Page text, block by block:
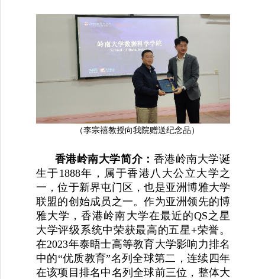
（李宗禧教授向我院赠送纪念品）
香港岭南大学简介： 香港岭南大学诞
生于1888年，属于香港八大公立大学之
一，位于新界屯门区，也是亚洲博雅大学
联盟的创始成员之一。作为亚洲领先的博
雅大学，香港岭南大学在最近的QS之星
大学评级系统中荣获最高的五星+荣誉。
在2023年泰晤士高等教育大学影响力排名
中的“优质教育”名列全球第二，连续四年
在该项目排名中名列全球前三位，整体大